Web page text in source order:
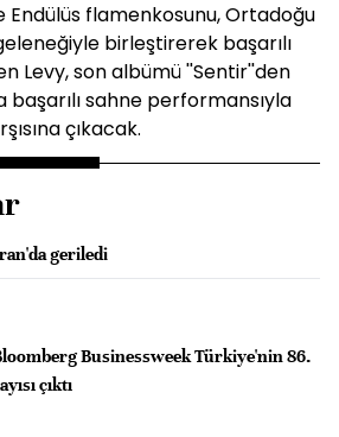
Endülüs flamenkosunu, Ortadoğu
birleştirerek başarılı
Levy, son albümü ''Sentir''den
başarılı sahne performansıyla
çıkacak.
geriledi
Businessweek Türkiye'nin 86.
çıktı